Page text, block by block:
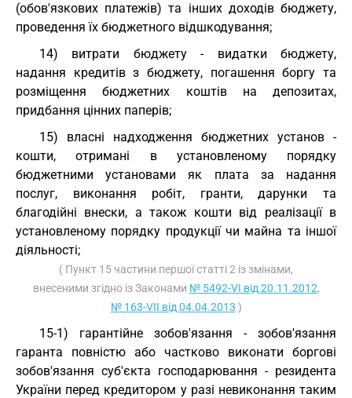
(обов'язкових платежів) та інших доходів бюджету,
проведення їх бюджетного відшкодування;
14) витрати бюджету - видатки бюджету,
надання кредитів з бюджету, погашення боргу та
розміщення бюджетних коштів на депозитах,
придбання цінних паперів;
15) власні надходження бюджетних установ -
кошти, отримані в установленому порядку
бюджетними установами як плата за надання
послуг, виконання робіт, гранти, дарунки та
благодійні внески, а також кошти від реалізації в
установленому порядку продукції чи майна та іншої
діяльності;
( Пункт 15 частини першої статті 2 із змінами,
внесеними згідно із Законами № 5492-VI від 20.11.2012,
№ 163-VII від 04.04.2013 )
15-1) гарантійне зобов'язання - зобов'язання
гаранта повністю або частково виконати боргові
зобов'язання суб'єкта господарювання - резидента
України перед кредитором у разі невиконання таким